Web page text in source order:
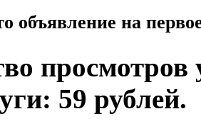
объявление на
просмотров
59 рублей.